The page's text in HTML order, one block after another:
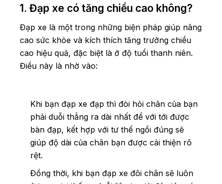
1. Đạp xe có tăng chiều cao không?
Đạp xe là một trong những biện pháp giúp nâng
cao sức khỏe và kích thích tăng trưởng chiều
cao hiệu quả, đặc biệt là ở độ tuổi thanh niên.
Điều này là nhờ vào:
Khi bạn đạp xe đạp thì đòi hỏi chân của bạn
phải duỗi thẳng ra dài nhất để với tới được
bàn đạp, kết hợp với tư thế ngồi đúng sẽ
giúp độ dài của chân bạn được cải thiện rõ
rệt.
Đồng thời, khi bạn đạp xe đôi chân sẽ luôn